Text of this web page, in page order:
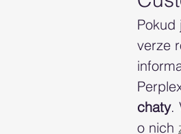
Pokud
verze
chaty.
o nich